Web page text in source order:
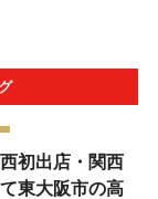
初出店・関西
東大阪市の高